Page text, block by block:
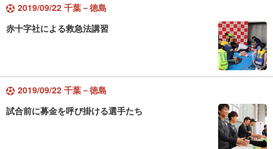
2019/09/22 千葉－徳島
赤十字社による救急法講習
2019/09/22 千葉－徳島
試合前に募金を呼び掛ける選手たち